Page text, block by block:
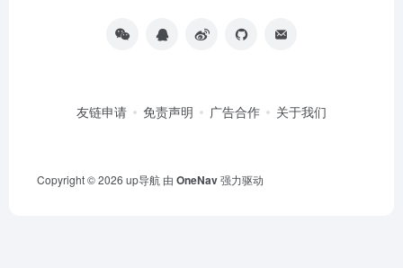
友链申请 免责声明 广告合作 关于我们
Copyright © 2026 up导航 由 OneNav强力驱动